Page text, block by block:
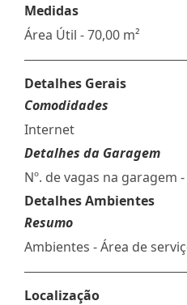
Medidas
Área Útil - 70,00 m²
Detalhes Gerais
Comodidades
Internet
Detalhes da Garagem
Nº. de vagas na garagem -
Detalhes Ambientes
Resumo
Ambientes - Área de
Localização